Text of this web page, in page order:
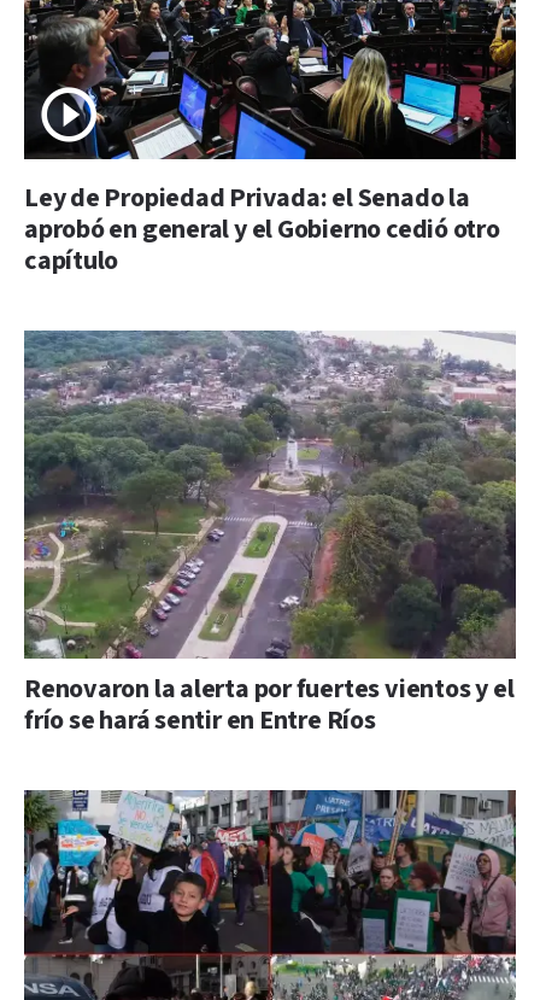
Ley de Propiedad Privada: el Senado la
aprobó en general y el Gobierno cedió otro
capítulo
Renovaron la alerta por fuertes vientos y el
frío se hará sentir en Entre Ríos